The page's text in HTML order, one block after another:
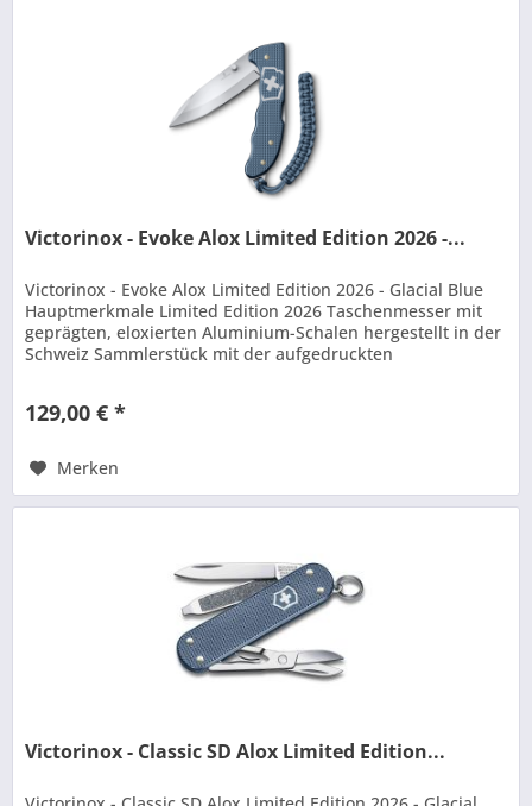
Victorinox - Evoke Alox Limited Edition 2026 -...
Victorinox - Evoke Alox Limited Edition 2026 - Glacial Blue
Hauptmerkmale Limited Edition 2026 Taschenmesser mit
geprägten, eloxierten Aluminium-Schalen hergestellt in der
Schweiz Sammlerstück mit der aufgedruckten
129,00 € *
Merken
Victorinox - Classic SD Alox Limited Edition...